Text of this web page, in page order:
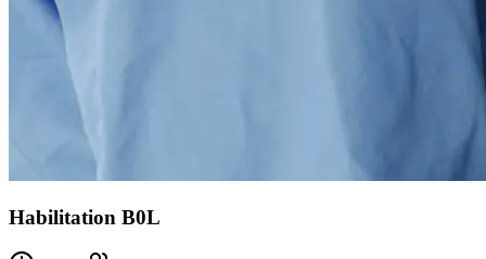
Habilitation B0L